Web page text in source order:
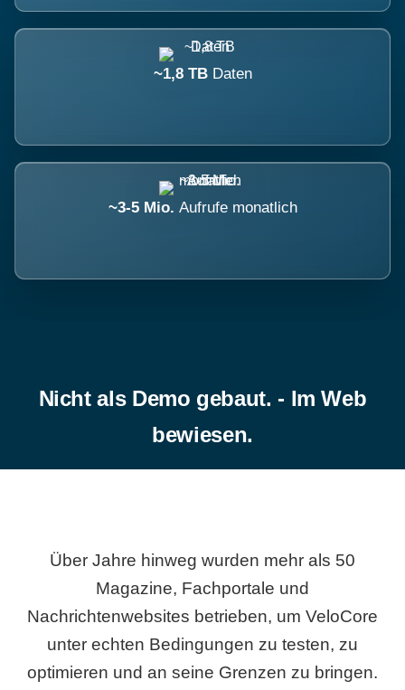
~1,8 TB Daten
~3-5 Mio. Aufrufe monatlich
Nicht als Demo gebaut. - Im Web
bewiesen.
Über Jahre hinweg wurden mehr als 50
Magazine, Fachportale und
Nachrichtenwebsites betrieben, um VeloCore
unter echten Bedingungen zu testen, zu
optimieren und an seine Grenzen zu bringen.